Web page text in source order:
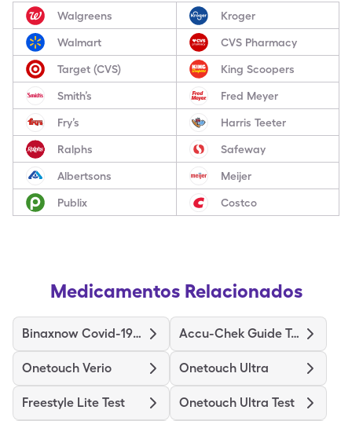
Walgreens Kroger
Walmart CVS Pharmacy
Target (CVS) King Scoopers
Smith’s Fred Meyer
Fry’s Harris Teeter
Ralphs Safeway
Albertsons Meijer
Publix Costco
Medicamentos Relacionados
Binaxnow Covid-19 Ag Home Test Accu-Chek Guide Test
Onetouch Verio Onetouch Ultra
Freestyle Lite Test Onetouch Ultra Test